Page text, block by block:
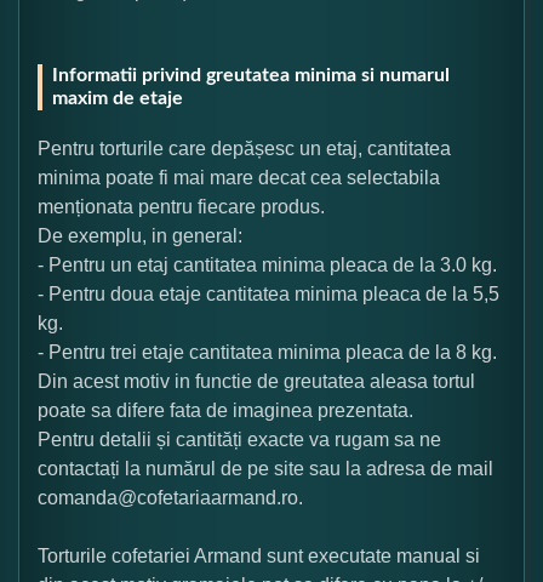
Informatii privind greutatea minima si numarul
maxim de etaje
Pentru torturile care depășesc un etaj, cantitatea
minima poate fi mai mare decat cea selectabila
menționata pentru fiecare produs.
De exemplu, in general:
- Pentru un etaj cantitatea minima pleaca de la 3.0 kg.
- Pentru doua etaje cantitatea minima pleaca de la 5,5
kg.
- Pentru trei etaje cantitatea minima pleaca de la 8 kg.
Din acest motiv in functie de greutatea aleasa tortul
poate sa difere fata de imaginea prezentata.
Pentru detalii și cantități exacte va rugam sa ne
contactați la numărul de pe site sau la adresa de mail
comanda@cofetariaarmand.ro.
Torturile cofetariei Armand sunt executate manual si